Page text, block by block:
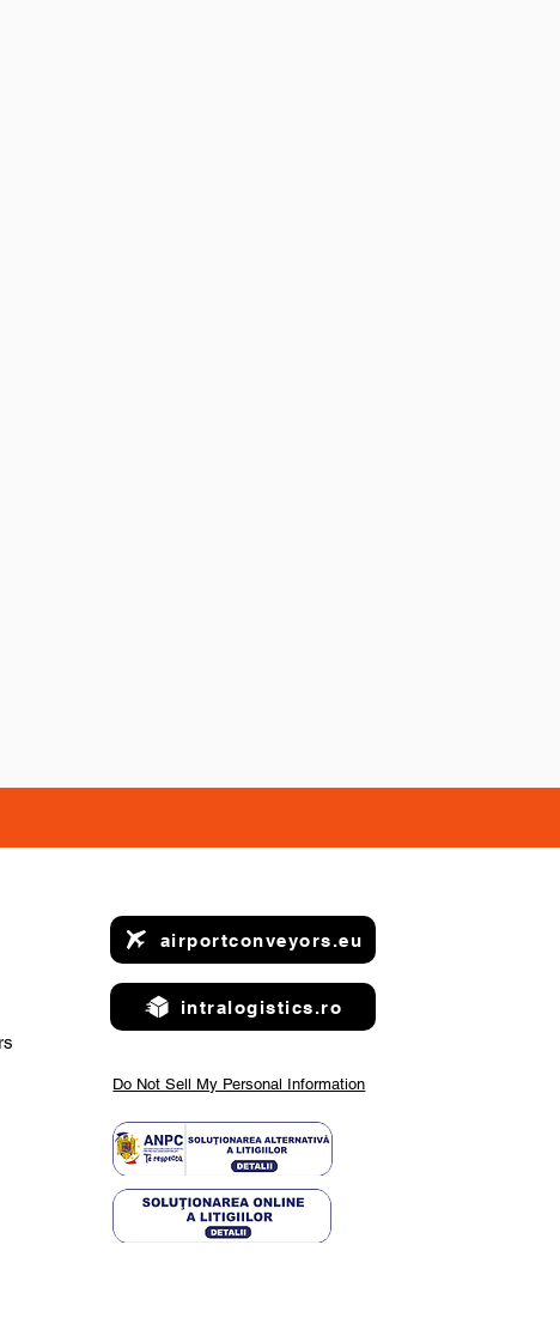
airportconveyors.eu
intralogistics.ro
Do Not Sell My Personal Information